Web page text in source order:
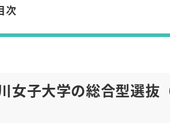
次
女子大学の総合型選抜